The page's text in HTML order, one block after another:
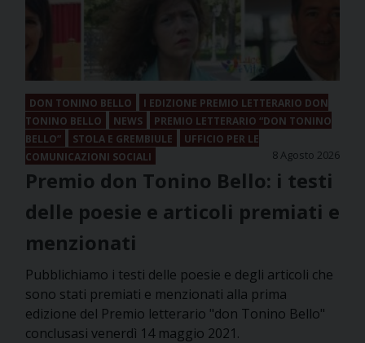
DON TONINO BELLO
I EDIZIONE PREMIO LETTERARIO DON
TONINO BELLO
NEWS
PREMIO LETTERARIO “DON TONINO
BELLO”
STOLA E GREMBIULE
UFFICIO PER LE
COMUNICAZIONI SOCIALI
8 Agosto 2026
Premio don Tonino Bello: i testi
delle poesie e articoli premiati e
menzionati
Pubblichiamo i testi delle poesie e degli articoli che
sono stati premiati e menzionati alla prima
edizione del Premio letterario "don Tonino Bello"
conclusasi venerdì 14 maggio 2021.